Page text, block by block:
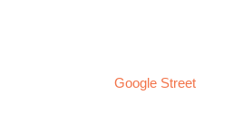
Google Street